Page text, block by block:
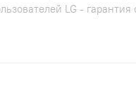
LG -